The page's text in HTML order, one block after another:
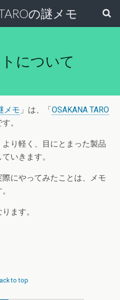
の謎メモ
について
メモ 」は、「OSAKANA TARO
。
り軽く、目にとまった製品
いきます。
にやってみたことは、メモ
ます。
to top